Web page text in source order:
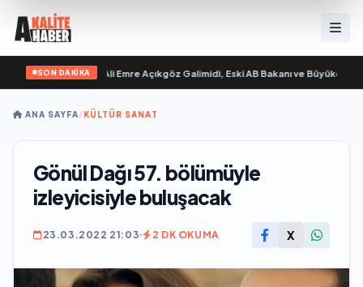
SON DAKİKA
“ yayımlandı• Ali Emre Açıkgöz Galimidi, Eski AB Bakanı ve Büyükelçi
ANA SAYFA/KÜLTÜR SANAT
Gönül Dağı 57. bölümüyle
izleyicisiyle buluşacak
23.03.2022 21:03 2 DK OKUMA X